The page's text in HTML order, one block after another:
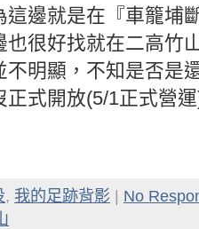
這邊就是在『車籠埔
也很好找就在二高竹
不明顯，不知是否是
正式開放(5/1正式營
, 我的足跡背影
No